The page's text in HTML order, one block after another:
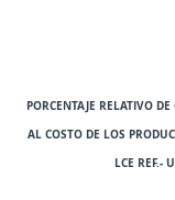
PORCENTAJE RELATIVO
AL COSTO DE LOS
LCE REF.-